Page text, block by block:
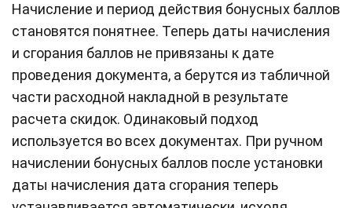
Начисление и период действия бонусных баллов
становятся понятнее. Теперь даты начисления
и сгорания баллов не привязаны к дате
проведения документа, а берутся из табличной
части расходной накладной в результате
расчета скидок. Одинаковый подход
используется во всех документах. При ручном
начислении бонусных баллов после установки
даты начисления дата сгорания теперь